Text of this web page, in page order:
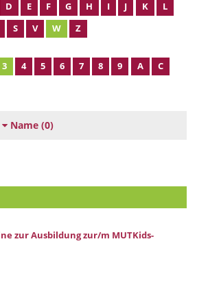
D E F G H I J K
L
S V W Z
3 4 5 6 7 8 9 A
C
Name (0)
zur Ausbildung zur/m MUTKids-